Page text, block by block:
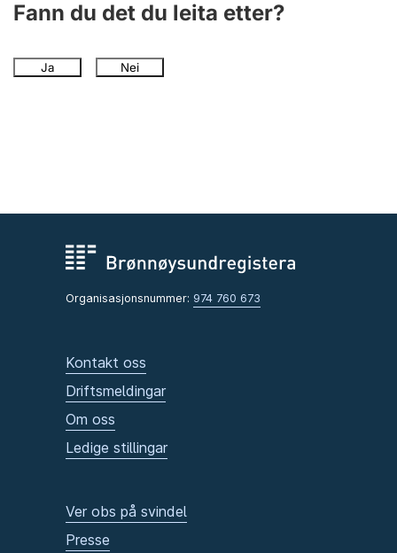
Fann du det du leita etter?
Ja Nei
Organisasjonsnummer: 974 760 673
Kontakt oss
Driftsmeldingar
Om oss
Ledige stillingar
Ver obs på svindel
Presse